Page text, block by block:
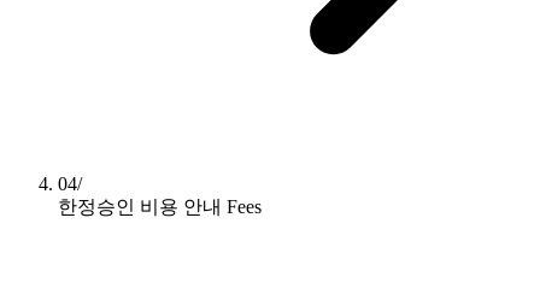
04/
한정승인 비용 안내 Fees